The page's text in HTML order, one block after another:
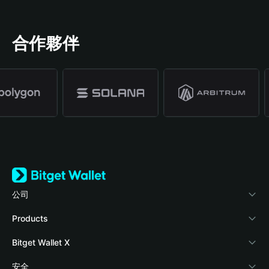
合作夥伴
公司
關於 Bitget Wallet
部落格
學院
Products
Crypto Card
Stablecoin Earn
Bitget Wallet X
開發者文件
安全